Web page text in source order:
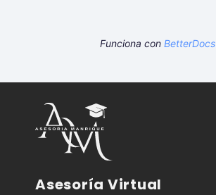
Funciona con BetterDocs
Asesoría Virtual